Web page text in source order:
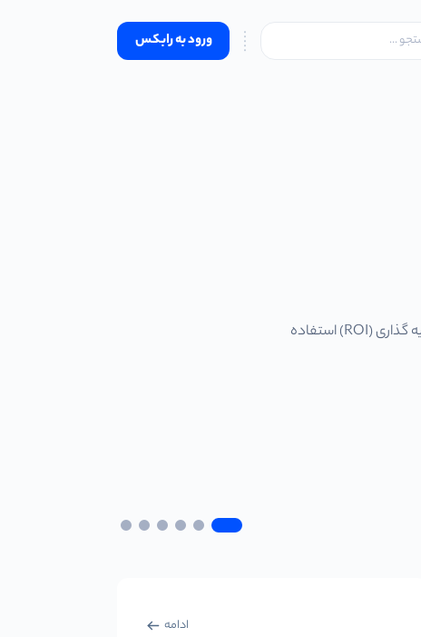
ورود به رابکس
نسبتی که در سال 1966 ایجاد شد و سرمایه‌گذاران و اقتصاددانان از آن برای ارزیابی بازده بالقوه سرمایه گذاری (ROI) استفاده
ادامه